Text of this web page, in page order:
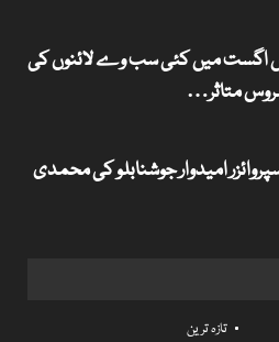
اگست میں کئی سب وے لائنوں کی
متاثر…
امیدوار جوشنابلو کی محمدی
تازہ ترین